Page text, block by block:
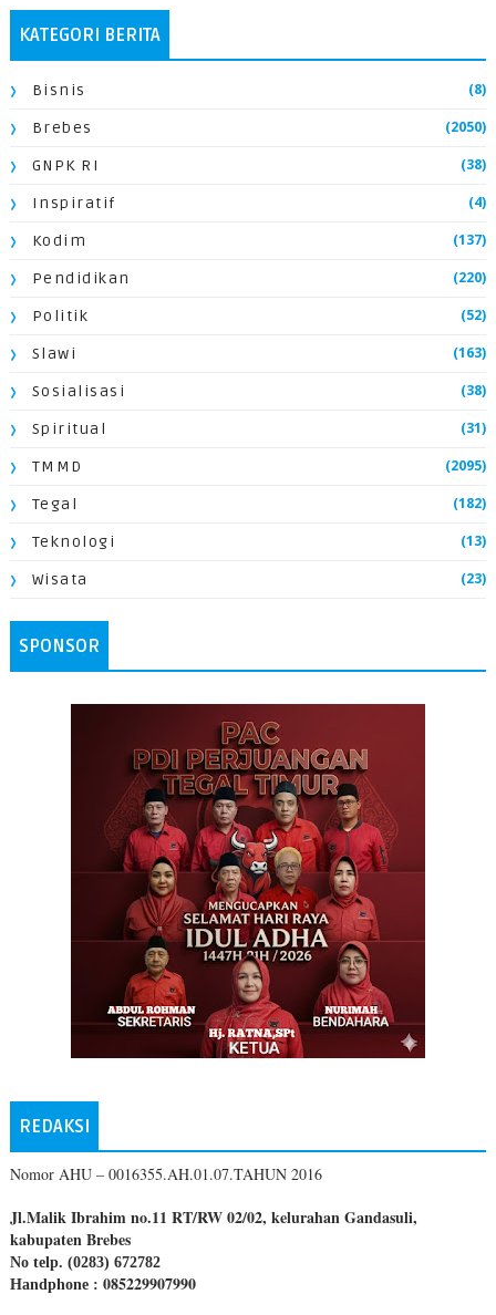
KATEGORI BERITA
Bisnis (8)
Brebes (2050)
GNPK RI (38)
Inspiratif (4)
Kodim (137)
Pendidikan (220)
Politik (52)
Slawi (163)
Sosialisasi (38)
Spiritual (31)
TMMD (2095)
Tegal (182)
Teknologi (13)
Wisata (23)
SPONSOR
REDAKSI
Nomor AHU – 0016355.AH.01.07.TAHUN 2016
Jl.Malik Ibrahim no.11 RT/RW 02/02, kelurahan Gandasuli,
kabupaten Brebes
No telp. (0283) 672782
Handphone : 085229907990